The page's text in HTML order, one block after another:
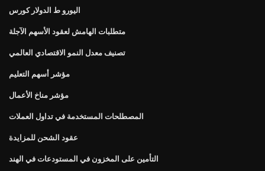
اليورو ط الدولار كورس
متطلبات الهامش لعقود الأسهم الآجلة
تصنيف معدل النمو الاقتصادي العالمي
مؤشر أسهم التعليم
مؤشر مناخ الأعمال
المصطلحات المستخدمة في تداول العملات
عقود الشحن للمزايدة
التأمين على المخزون في المستودعات في الهند